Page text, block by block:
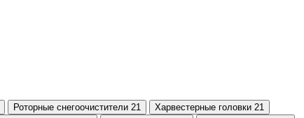
Роторные снегоочистители 21
Харвестерные головки 21